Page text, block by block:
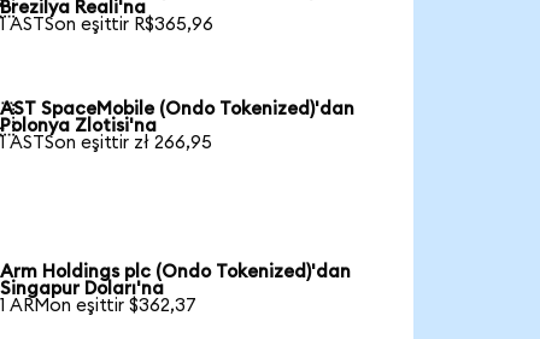
Brezilya Reali'na
1 ASTSon eşittir R$365,96
AST SpaceMobile (Ondo Tokenized)'dan
Polonya Zlotisi'na
1 ASTSon eşittir zł 266,95
Arm Holdings plc (Ondo Tokenized)'dan
Singapur Doları'na
1 ARMon eşittir $362,37